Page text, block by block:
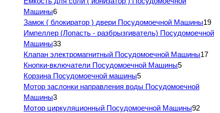
Машины6
Замок ( блокиратор ) двери Посудомоечной Машины19
Импеллер (Лопасть - разбрызгиватель) Посудомоечной
Машины33
Клапан электромагнитный Посудомоечной Машины17
Кнопки-включатели Посудомоечной Машины5
Корзина Посудомоечной машины5
Мотор заслонки направления воды Посудомоечной
Машины3
Мотор циркуляционный Посудомоечной Машины92